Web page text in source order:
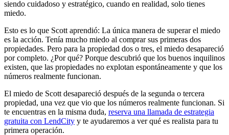
siendo cuidadoso y estratégico, cuando en realidad, solo tienes
miedo.
Esto es lo que Scott aprendió: La única manera de superar el miedo
es la acción. Tenía mucho miedo al comprar sus primeras dos
propiedades. Pero para la propiedad dos o tres, el miedo desapareció
por completo. ¿Por qué? Porque descubrió que los buenos inquilinos
existen, que las propiedades no explotan espontáneamente y que los
números realmente funcionan.
El miedo de Scott desapareció después de la segunda o tercera
propiedad, una vez que vio que los números realmente funcionan. Si
te encuentras en la misma duda, reserva una llamada de estrategia
gratuita con LendCity y te ayudaremos a ver qué es realista para tu
primera operación.